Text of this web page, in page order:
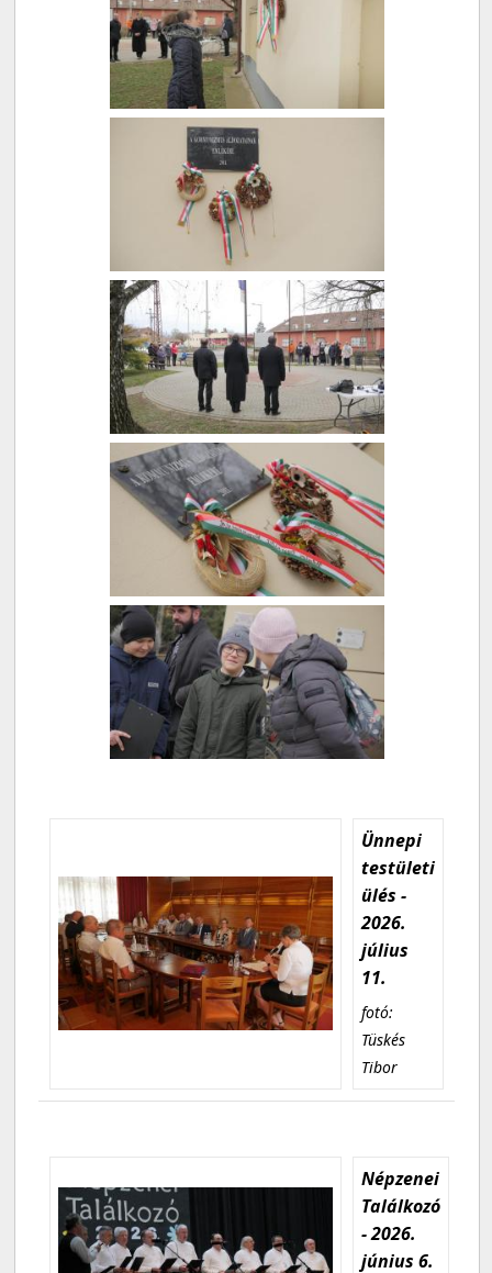
Ünnepi
testületi
ülés -
2026.
július
11.
fotó:
Tüskés
Tibor
Népzenei
Találkozó
- 2026.
június 6.